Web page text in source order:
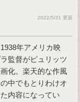
2022/5/31 更新
年アメリカ映
監督がピュリッツ
化。楽天的な作風
中でもとりわけオ
内容になってい